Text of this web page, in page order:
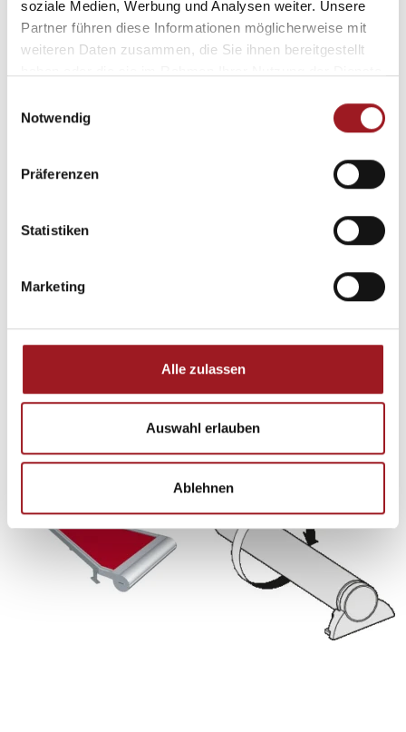
soziale Medien, Werbung und Analysen weiter. Unsere
Partner führen diese Informationen möglicherweise mit
weiteren Daten zusammen, die Sie ihnen bereitgestellt
Notwendig
Präferenzen
Statistiken
Marketing
Alle zulassen
Auswahl erlauben
Ablehnen
Details und Varianten